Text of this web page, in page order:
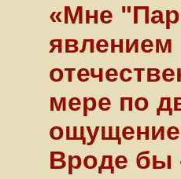
«Мне
мере по
Вроде бы